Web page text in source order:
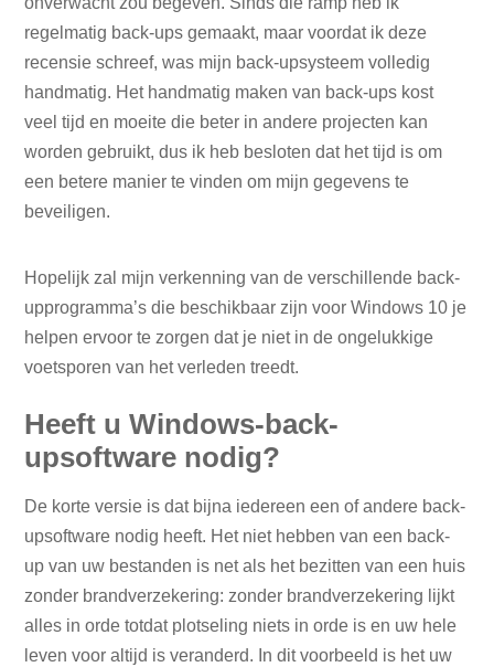
regelmatig back-ups gemaakt, maar voordat ik deze
recensie schreef, was mijn back-upsysteem volledig
handmatig. Het handmatig maken van back-ups kost
veel tijd en moeite die beter in andere projecten kan
worden gebruikt, dus ik heb besloten dat het tijd is om
een ​​betere manier te vinden om mijn gegevens te
beveiligen.
Hopelijk zal mijn verkenning van de verschillende back-
upprogramma’s die beschikbaar zijn voor Windows 10 je
helpen ervoor te zorgen dat je niet in de ongelukkige
voetsporen van het verleden treedt.
Heeft u Windows-back-
upsoftware nodig?
De korte versie is dat bijna iedereen een of andere back-
upsoftware nodig heeft. Het niet hebben van een back-
up van uw bestanden is net als het bezitten van een huis
zonder brandverzekering: zonder brandverzekering lijkt
alles in orde totdat plotseling niets in orde is en uw hele
leven voor altijd is veranderd. In dit voorbeeld is het uw